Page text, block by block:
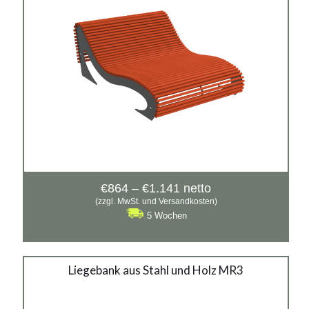
€864 – €1.141 Preisspanne:
€864
bis
netto
(zzgl. MwSt. und Versandkosten)
5 Wochen
Liegebank aus Stahl und Holz MR3
Liegebank aus Stahl und